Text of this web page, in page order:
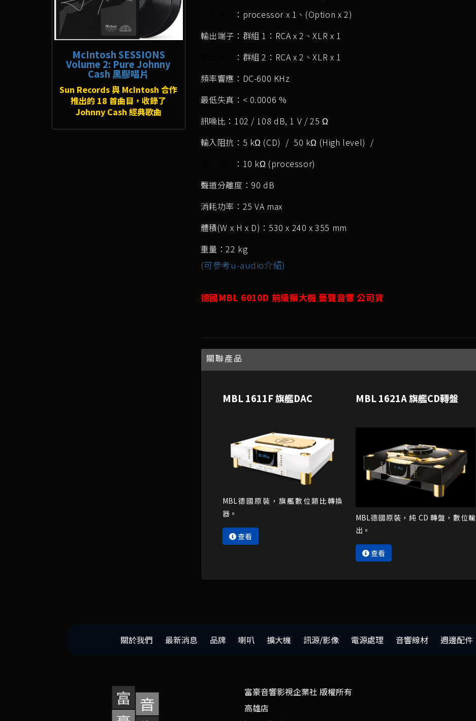
McIntosh SESSIONS
Volume 2: Pure Johnny
Cash 黑膠唱片
Sun Records 與 McIntosh 合作
推出的 18 首曲目，收錄了
Johnny Cash 經典歌曲
：processor x 1、(Option x 2)
輸出端子：群組 1：RCA x 2、XLR x 1
：群組 2：RCA x 2、XLR x 1
頻率響應：DC-600 KHz
最低失真：< 0.0006 %
訊噪比：102 / 108 dB, 1 V / 25 Ω
輸入阻抗：5 kΩ (CD) / 50 kΩ (High level) /
：10 kΩ (processor)
聲道分離度：90 dB
消耗功率：25 VA max
體積(W x H x D)：530 x 240 x 355 mm
重量：22 kg
(可參考u-audio介紹)
德國MBL 6010D 前級擴大機 藝聲音響 公司貨
關聯產品
MBL德國原裝，旗艦數位類比轉換
器。
查看
MBL 1611F 旗艦DAC
MBL德國原裝，純 CD 轉盤，數位輸
出。
查看
MBL 1621A 旗艦CD轉盤
關於我們 最新消息 品牌 喇叭 擴大機 訊源/影像 電源處理 音響線材 週邊配件
富豪音響影視企業社 版權所有
高雄店